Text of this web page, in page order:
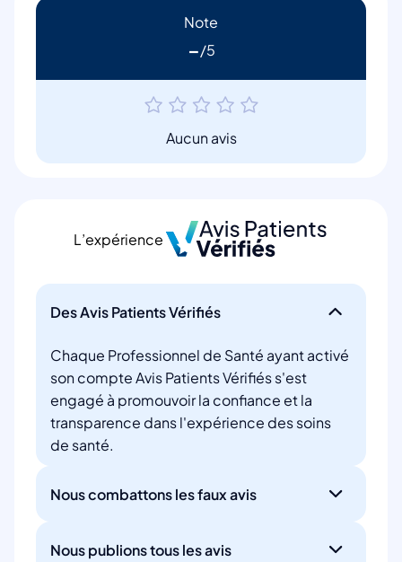
Note
-
Aucun avis
L’expérience
Des Avis Patients Vérifiés
Chaque Professionnel de Santé ayant activé
son compte Avis Patients Vérifiés s'est
engagé à promouvoir la confiance et la
transparence dans l'expérience des soins
de santé.
Nous combattons les faux avis
Nous publions tous les avis